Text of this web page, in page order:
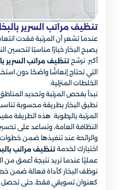
تنظيف مراتب السرير
عندما تشعر أن المرتبة فقدت
يصبح البخار خيارًا مناسبًا
أكبر. نرشح تنظيف مراتب السرير
التي تحتاج إنعاشًا واضحًا دون
الخلطات المنزلية.
نبدأ بفحص المرتبة وتحديد المناطق
نطبق البخار بطريقة محسوبة
المرتبة بالرطوبة. هذه الطريقة
النظافة العامة، وتساعد على
والرائحة عند تنفيذها ضمن
اختيارك لخدمة تنظيف مراتب
عمليًا عندما تريد نتيجة أعمق من
نوظف البخار كأداة فعالة ضمن
كعنوان تسويقي فقط، حتى تحصل